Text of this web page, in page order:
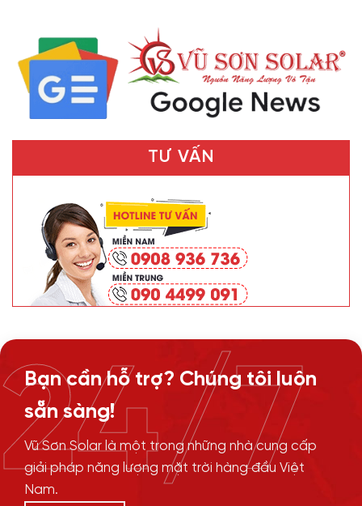
TƯ VẤN
Bạn cần hỗ trợ? Chúng tôi luôn
sẵn sàng!
Vũ Sơn Solar là một trong những nhà cung cấp
giải pháp năng lượng mặt trời hàng đầu Việt
Nam.
24/7